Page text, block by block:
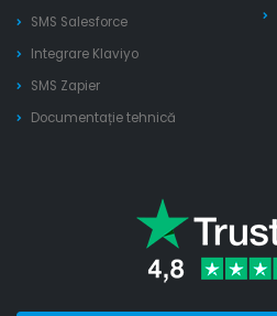
SMS Salesforce
Integrare Klaviyo
SMS Zapier
Documentație tehnică